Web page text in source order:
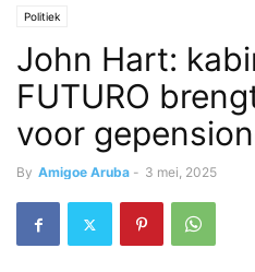
Politiek
John Hart:
FUTURO
voor
By Amigoe Aruba - 3 mei, 2025